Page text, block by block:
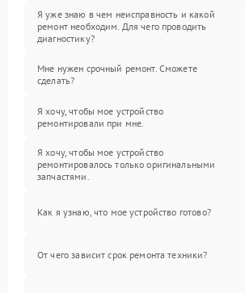
Я уже знаю в чем неисправность и какой
ремонт необходим. Для чего проводить
диагностику?
Мне нужен срочный ремонт. Сможете
сделать?
Я хочу, чтобы мое устройство
ремонтировали при мне.
Я хочу, чтобы мое устройство
ремонтировалось только оригинальными
запчастями.
Как я узнаю, что мое устройство готово?
От чего зависит срок ремонта техники?